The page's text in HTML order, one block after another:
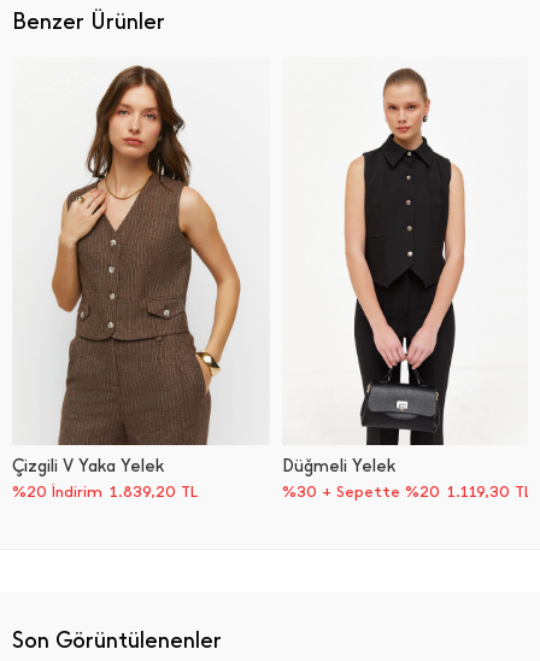
Benzer Ürünler
Çizgili V Yaka Yelek
%20 İndirim 1.839,20 TL
Düğmeli Yelek
%30 + Sepette %20 1.119,30 TL
Son Görüntülenenler